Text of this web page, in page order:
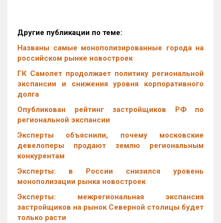
Другие публикации по теме:
Названы самые монополизированные города на
российском рынке новостроек
ГК Самолет продолжает политику региональной
экспансии и снижения уровня корпоративного
долга
Опубликован рейтинг застройщиков РФ по
региональной экспансии
Эксперты объяснили, почему московские
девелоперы продают землю региональным
конкурентам
Эксперты: в России снизился уровень
монополизации рынка новостроек
Эксперты: межрегиональная экспансия
застройщиков на рынок Северной столицы будет
только расти